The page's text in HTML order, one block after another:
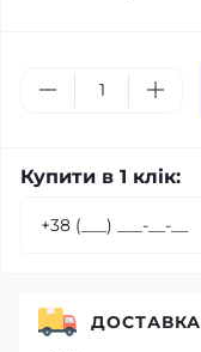
Купити в 1 клік:
ДОСТАВКА